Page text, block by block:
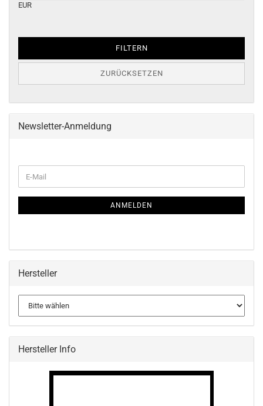
EUR
FILTERN
ZURÜCKSETZEN
Newsletter-Anmeldung
ZUR
E-
Mail
ANMELDEN
Hersteller
Hersteller Info